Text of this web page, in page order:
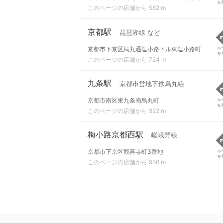
このページの店舗から 582 m
を
京都駅 琵琶湖線 など
京都市下京区烏丸通塩小路下ル東塩小路町
このページの店舗から 724 m
ル
を
九条駅 京都市営地下鉄烏丸線
京都市南区東九条南烏丸町
このページの店舗から 922 m
ル
を
梅小路京都西駅 嵯峨野線
京都市下京区観喜寺町3番地
このページの店舗から 956 m
ル
を